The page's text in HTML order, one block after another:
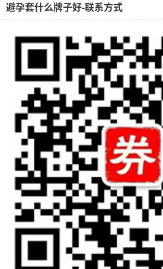
避孕套什么牌子好-联系方式